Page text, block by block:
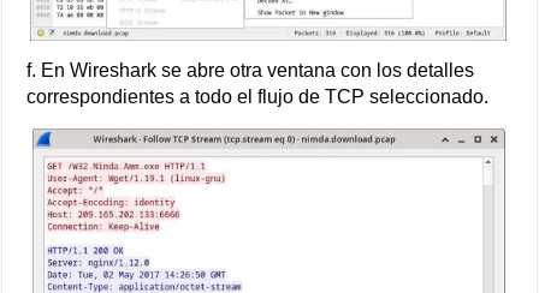
f. En Wireshark se abre otra ventana con los detalles
correspondientes a todo el flujo de TCP seleccionado.